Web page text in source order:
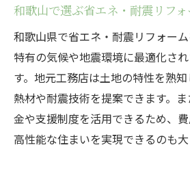
和歌山で選ぶ省エネ・耐震リフ
和歌山県で省エネ・耐震リフォー
特有の気候や地震環境に最適化さ
す。地元工務店は土地の特性を熟
熱材や耐震技術を提案できます。
金や支援制度を活用できるため、
高性能な住まいを実現できるのも大